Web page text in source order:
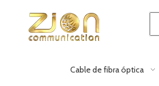
Cable de fibra óptica